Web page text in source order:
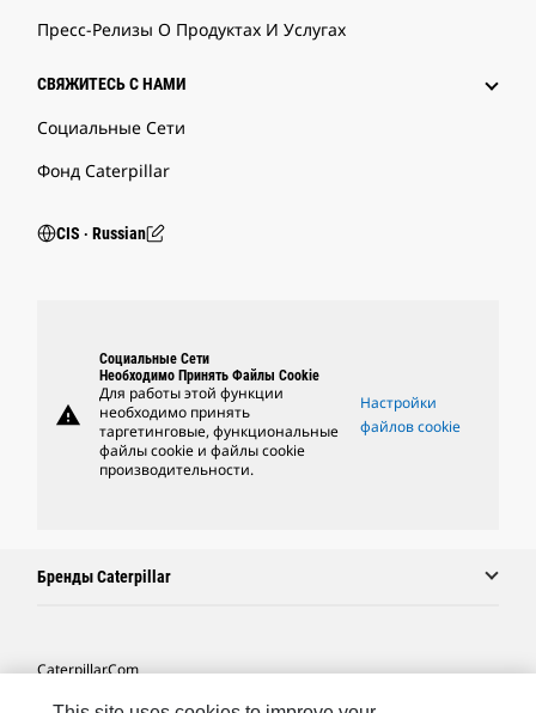
Пресс-Релизы О Продуктах И Услугах
СВЯЖИТЕСЬ С НАМИ
Социальные Сети
Фонд Caterpillar
CIS ‧ Russian
warning
Социальные Сети
Необходимо Принять Файлы Cookie
Для работы этой функции
необходимо принять
таргетинговые, функциональные
файлы cookie и файлы cookie
производительности.
Настройки
файлов cookie
Бренды Caterpillar
Caterpillar.com
Связаться С Caterpillar